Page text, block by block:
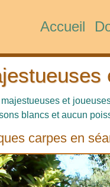
Accueil
et
blancs et aucun
carpes en